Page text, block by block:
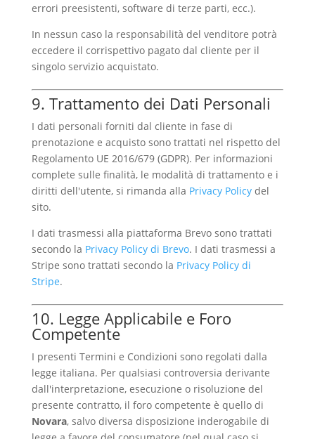
errori preesistenti, software di terze parti, ecc.).
In nessun caso la responsabilità del venditore potrà
eccedere il corrispettivo pagato dal cliente per il
singolo servizio acquistato.
9. Trattamento dei Dati Personali
I dati personali forniti dal cliente in fase di
prenotazione e acquisto sono trattati nel rispetto del
Regolamento UE 2016/679 (GDPR). Per informazioni
complete sulle finalità, le modalità di trattamento e i
diritti dell'utente, si rimanda alla Privacy Policydel
sito.
I dati trasmessi alla piattaforma Brevo sono trattati
secondo la Privacy Policy di Brevo. I dati trasmessi a
Stripe sono trattati secondo la Privacy Policy di
Stripe.
10. Legge Applicabile e Foro
Competente
I presenti Termini e Condizioni sono regolati dalla
legge italiana. Per qualsiasi controversia derivante
dall'interpretazione, esecuzione o risoluzione del
presente contratto, il foro competente è quello di
Novara, salvo diversa disposizione inderogabile di